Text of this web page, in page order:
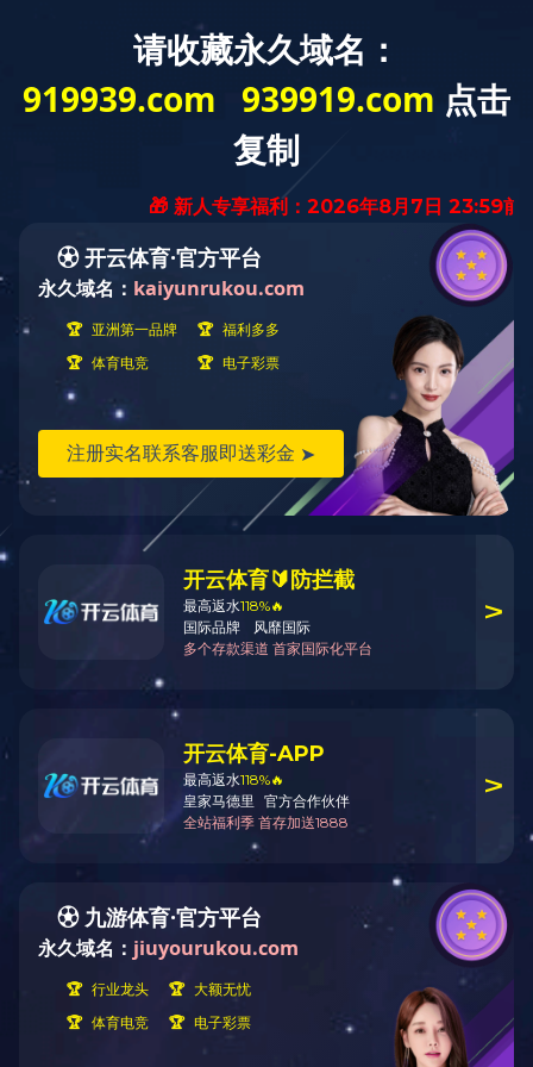
铝箔折叠机系列
mk登录_MK(中国)系列
折叠机系列
复卷机系列
湿巾包装系列
无纺布分切机
无尘擦拭纸机械
医用敷料mk登录_MK(中国)
铝箔折叠机
面膜折叠机
涂胶漆
复卷机厂家 全自动打孔复卷机